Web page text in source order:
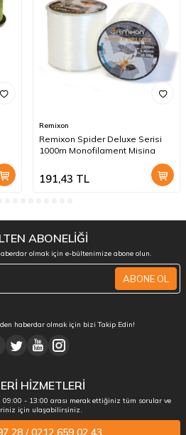
Remixon
Remixon Spider Deluxe Serisi
1000m Monofilament Misina
191,43 TL
ABONELİĞİ
olmak için e-bültenimize abone olun.
ABONE OL
haberdar olmak için bizi Takip Edin!
HİZMETLERİ
- 13:00 arası merak ettiğiniz tüm sorular ve
için ulaşabilirsiniz.
28 / 0212 659 02 43